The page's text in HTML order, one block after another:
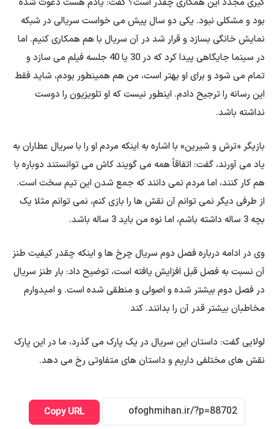
گیری مجدد این همکاری چقدر است؟ گفت: یادم هست دعوت شده
بود و مشکلی نبود. یکی دو سال پیش می خواست سریالی در شبکه
نمایش خانگی بسازد و قرار شد در آن سریال با هم همکاری کنیم. اما
در سینما جایگاهی پیدا کرد که در 30 یا 40 جلسه فیلم می سازد و
تمام می شود و برای او بهتر است، من هم همینطور بودم، شاید فقط
این رسانه را ترجیح دادم. اینطور نیست که او تلویزیون را دوست
نداشته باشد.
بازیگر «ترش و شیرین» با اشاره به اینکه مردم او را با سریال عطاران به
یاد می آورند، گفت: اتفاقاً همه می گویند کاش می توانستند دوباره با
هم کار کنند، اما مردم نمی دانند که جمع شدن این تیم سخت است.
از طرفی دیگر نمی توانم آن نقش ها را بازی کنم، نمی توانم مثلا یک
بچه 3 ساله داشته باشم، اما نوه من باید 3 ساله باشد.
وی در ادامه درباره فصل دوم سریال چرخ ها و اینکه چقدر کیفیت طنز
آن نسبت به فصل قبل افزایش یافته است، توضیح داد: بار طنز سریال
در فصل دوم بیشتر شده و اصولی و منطقی شده است. و امیدوارم
مخاطبان بیشتر قدر آن را بدانند. کند
لولایی گفت: داستان این سریال در یک پارک می گذرد، ما در این پارک
نقش های مختلفی داریم و داستان های متفاوتی رخ می دهد.
Copy URL